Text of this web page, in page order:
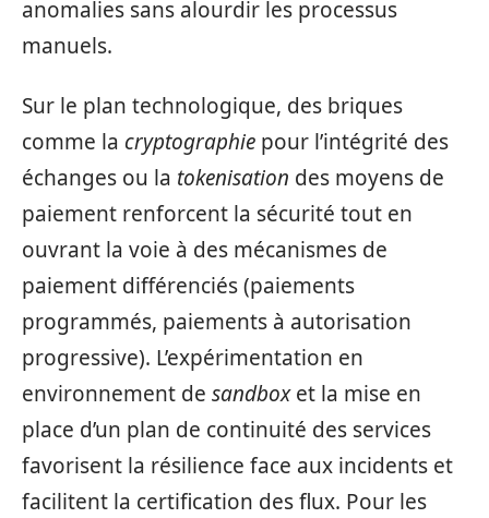
anomalies sans alourdir les processus
manuels.
Sur le plan technologique, des briques
comme la cryptographie pour l’intégrité des
échanges ou la tokenisation des moyens de
paiement renforcent la sécurité tout en
ouvrant la voie à des mécanismes de
paiement différenciés (paiements
programmés, paiements à autorisation
progressive). L’expérimentation en
environnement de sandboxet la mise en
place d’un plan de continuité des services
favorisent la résilience face aux incidents et
facilitent la certification des flux. Pour les